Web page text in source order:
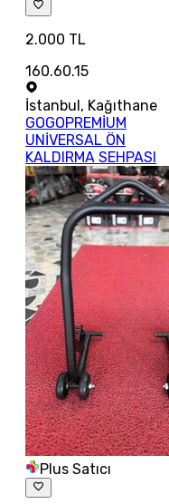
2.000 TL
160.60.15
İstanbul, Kağıthane
GOGOPREMİUM
UNİVERSAL ÖN
KALDIRMA SEHPASI
Plus Satıcı